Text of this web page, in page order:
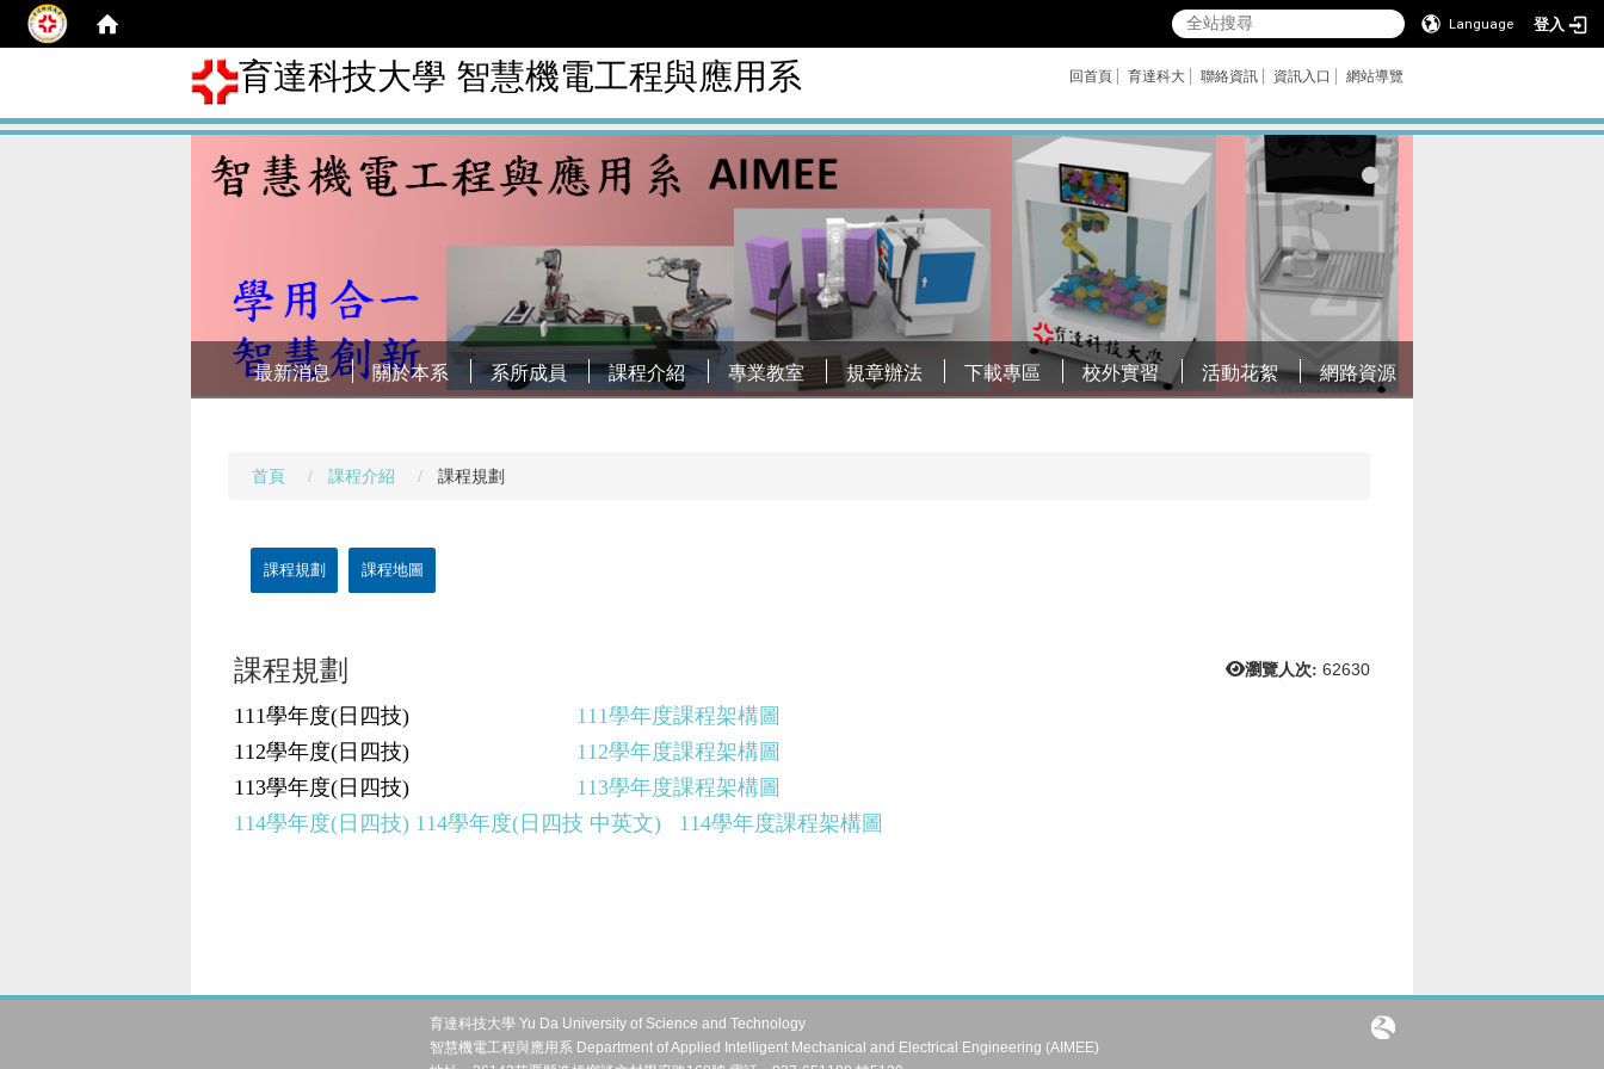
Language 登入
育達科技大學 智慧機電工程與應用系 回首頁 育達科大 聯絡資訊 資訊入口 網站導覽
最新消息 關於本系 系所成員 課程介紹 專業教室 規章辦法 下載專區 校外實習 活動花絮 網路資源
首頁 課程介紹 課程規劃
課程規劃 課程地圖
瀏覽人次: 62630
課程規劃
111學年度(日四技)
111學年度課程架構圖
112學年度(日四技)
112學年度課程架構圖
113學年度(日四技)
113學年度課程架構圖
114學年度(日四技) 114學年度(日四技 中英文) 114學年度課程架構圖
育達科技大學 Yu Da University of Science and Technology
智慧機電工程與應用系 Department of Applied Intelligent Mechanical and Electrical Engineering (AIMEE)